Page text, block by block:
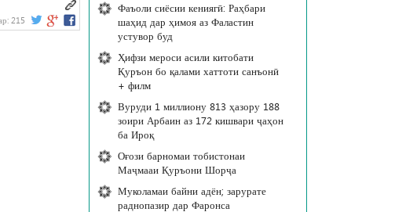
215
Фаъоли сиёсии кениягӣ: Раҳбари
шаҳид дар ҳимоя аз Фаластин
устувор буд
Ҳифзи мероси асили китобати
Қуръон бо қалами хаттоти санъонӣ
+ филм
Вуруди 1 миллиону 813 ҳазору 188
зоири Арбаин аз 172 кишвари ҷаҳон
ба Ироқ
Оғози барномаи тобистонаи
Маҷмааи Қуръони Шорҷа
Муколамаи байни адён; зарурате
раднопазир дар Фаронса